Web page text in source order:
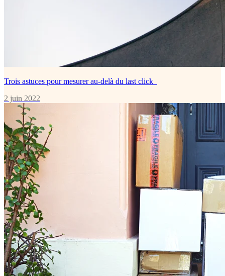
Trois astuces pour mesurer au-delà du last click
2 juin 2022